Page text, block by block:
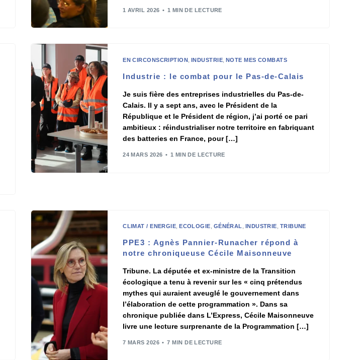
1 AVRIL 2026 1 MIN DE LECTURE
EN CIRCONSCRIPTION ,INDUSTRIE ,NOTE MES COMBATS
Industrie : le combat pour le Pas-de-Calais
Je suis fière des entreprises industrielles du Pas-de-
Calais. Il y a sept ans, avec le Président de la
République et le Président de région, j’ai porté ce pari
ambitieux : réindustrialiser notre territoire en fabriquant
des batteries en France, pour […]
24 MARS 2026 1 MIN DE LECTURE
CLIMAT / ENERGIE ECOLOGIE GÉNÉRAL INDUSTRIE TRIBUNE
PPE3 : Agnès Pannier-Runacher répond à
notre chroniqueuse Cécile Maisonneuve
Tribune. La députée et ex-ministre de la Transition
écologique a tenu à revenir sur les « cinq prétendus
mythes qui auraient aveuglé le gouvernement dans
l’élaboration de cette programmation ». Dans sa
chronique publiée dans L’Express, Cécile Maisonneuve
livre une lecture surprenante de la Programmation […]
7 MARS 2026 7 MIN DE LECTURE